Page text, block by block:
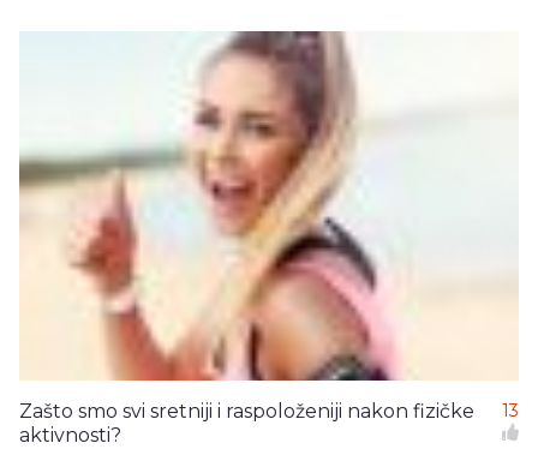
Zašto smo svi sretniji i raspoloženiji nakon fizičke
aktivnosti?
13